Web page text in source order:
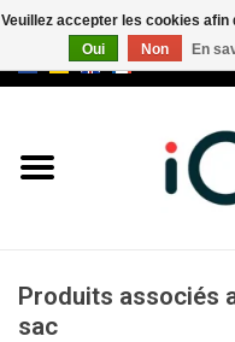
Marques
Appelez-nous au +32 3 353
Produits associés
sac
Veuillez accepter les cookies
Oui
Non En